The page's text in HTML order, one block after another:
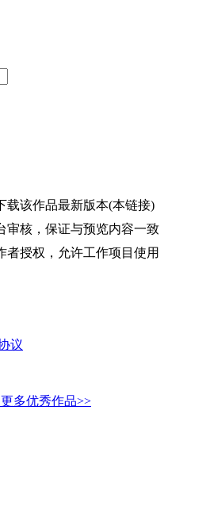
载该作品最新版本(本链接)
审核，保证与预览内容一致
者授权，允许工作项目使用
议
多优秀作品>>